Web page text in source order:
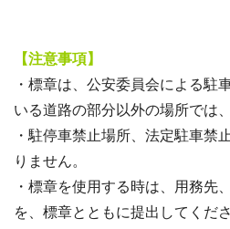
【注意事項】
・標章は、公安委員会による駐
いる道路の部分以外の場所では
・駐停車禁止場所、法定駐車禁
りません。
・標章を使用する時は、用務先
を、標章とともに提出してく